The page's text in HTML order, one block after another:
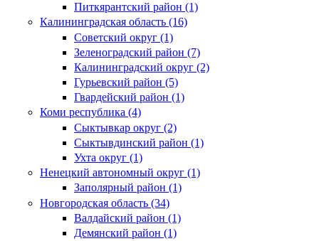
Питкярантский район (1)
Калининградская область (16)
Советский округ (1)
Зеленоградский район (7)
Калининградский округ (2)
Гурьевский район (5)
Гвардейский район (1)
Коми республика (4)
Сыктывкар округ (2)
Сыктывдинский район (1)
Ухта округ (1)
Ненецкий автономный округ (1)
Заполярный район (1)
Новгородская область (34)
Валдайский район (1)
Демянский район (1)